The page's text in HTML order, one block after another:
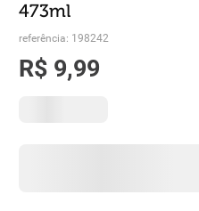
473ml
referência: 198242
R$ 9,99
5º queijo
6 vinhos
7º